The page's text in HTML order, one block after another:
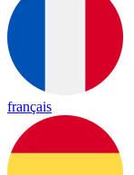
français